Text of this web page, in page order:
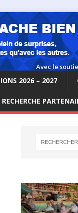
2026 – 2027
RECHERCHE